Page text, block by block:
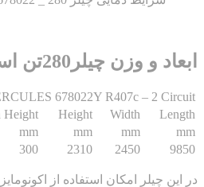
اسکرو دو مدار:
HERCULES 678022Y R407c – 2
Width
Height
Fan Height
mm
mm
mm
2450
2310
300